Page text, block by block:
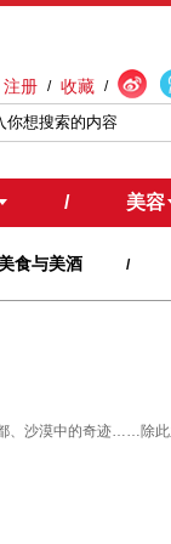
注册 / 收藏 /
/ 美容
食与美酒 /
、沙漠中的奇迹……除